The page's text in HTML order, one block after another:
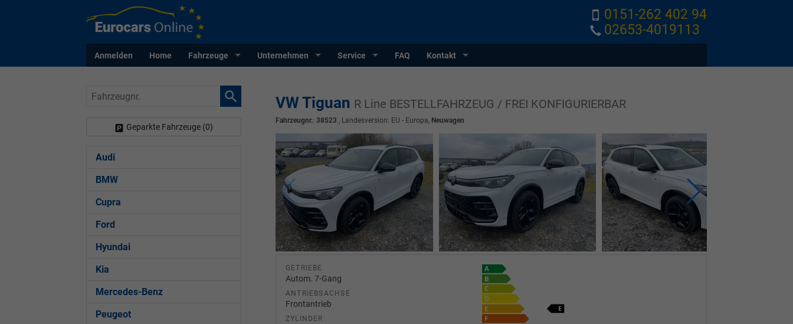
0151-262 402 94
02653-4019113
Anmelden Home Fahrzeuge Unternehmen Service FAQ Kontakt
VW Tiguan R Line BESTELLFAHRZEUG / FREI KONFIGURIERBAR
Fahrzeugnr.: 38523 , Landesversion: EU - Europa, Neuwagen
GETRIEBE
Autom. 7-Gang
ANTRIEBSACHSE
Frontantrieb
ZYLINDER
Fahrzeugnr.
Geparkte Fahrzeuge (0)
Audi
BMW
Cupra
Ford
Hyundai
Kia
Mercedes-Benz
Peugeot